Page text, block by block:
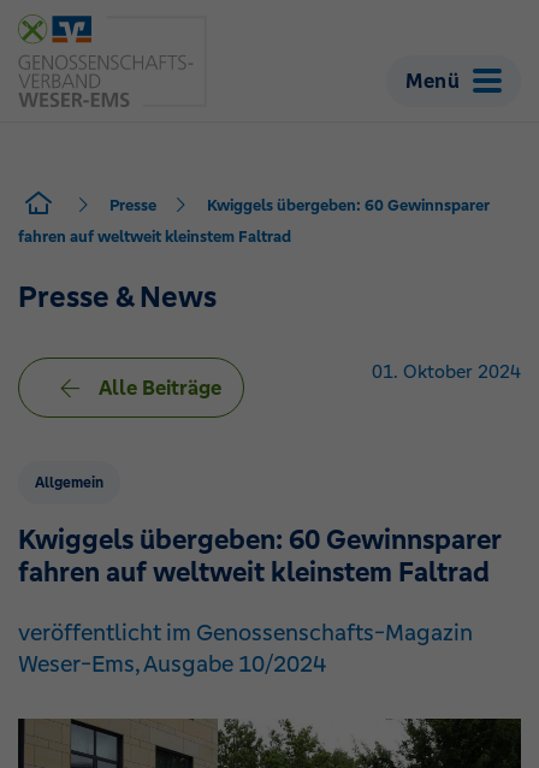
Menü
Presse
Kwiggels übergeben: 60 Gewinnsparer
fahren auf weltweit kleinstem Faltrad
Presse & News
Alle Beiträge
01. Oktober 2024
Allgemein
Kwiggels übergeben: 60 Gewinnsparer
fahren auf weltweit kleinstem Faltrad
veröffentlicht im Genossenschafts-Magazin
Weser-Ems, Ausgabe 10/2024